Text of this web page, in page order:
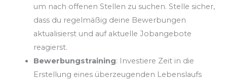
um nach offenen Stellen zu suchen. Stelle sicher,
dass du regelmäßig deine Bewerbungen
aktualisierst und auf aktuelle Jobangebote
reagierst.
Bewerbungstraining: Investiere Zeit in die
Erstellung eines überzeugenden Lebenslaufs